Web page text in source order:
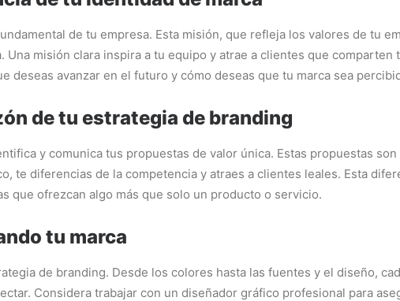
de tu empresa. Esta misión, que refleja los valores de tu
Una misión clara inspira a tu equipo y atrae a clientes que
deseas avanzar en el futuro y cómo deseas que tu marca sea
de tu estrategia de branding
y comunica tus propuestas de valor única. Estas propuestas
te diferencias de la competencia y atraes a clientes leales. Esta
que ofrezcan algo más que solo un producto o servicio.
tu marca
de branding. Desde los colores hasta las fuentes y el diseño,
Considera trabajar con un diseñador gráfico profesional para